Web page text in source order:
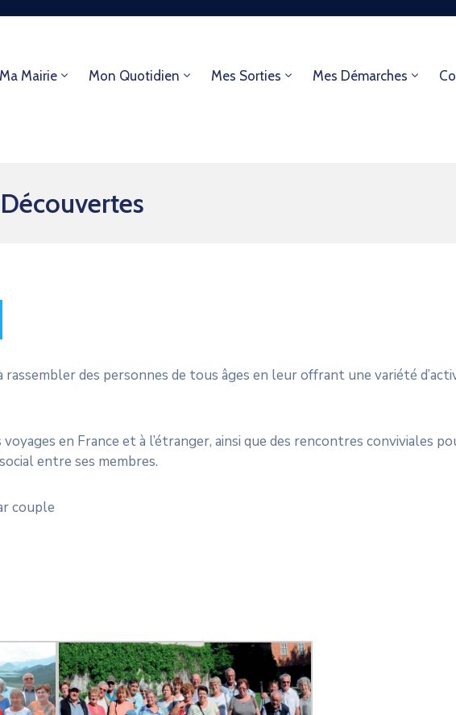
Ma Mairie Mon Quotidien Mes Sorties Mes Démarches
rassembler des personnes de tous âges en leur offrant une variété
en France et à l’étranger, ainsi que des rencontres conviviales
entre ses membres.
couple